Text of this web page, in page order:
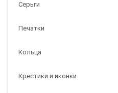
Серьги
Печатки
Кольца
Крестики и иконки